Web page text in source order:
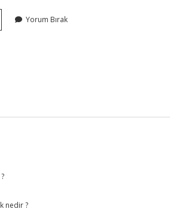
Yorum Bırak
nedir ?